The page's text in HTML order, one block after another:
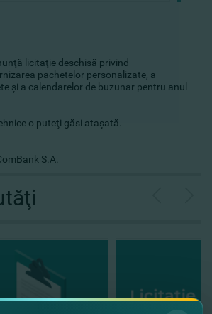
licitaţie deschisă privind
pachetelor personalizate, a
şi a calendarelor de buzunar pentru anul
o puteţi găsi ataşată.
S.A.